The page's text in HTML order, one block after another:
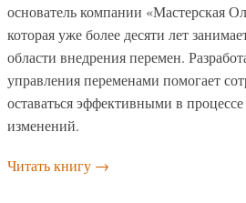
основатель компании «Мастерская
которая уже более десяти лет
области внедрения перемен.
управления переменами помогает
оставаться эффективными в
изменений.
Читать книгу →